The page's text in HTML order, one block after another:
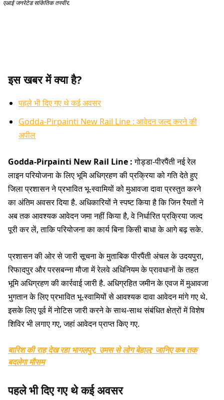
एआई जनरेटेड सांकेतिक तस्वीर.
इस खबर में क्या है?
पहले भी दिए गए थे कई अवसर
Godda-Pirpainti New Rail Line : आवेदन जल्द करने की
अपील
Godda-Pirpainti New Rail Line :गोड्डा-पीरपैंती नई रेल
लाइन परियोजना के लिए भूमि अधिग्रहण की प्रक्रिया को गति देते हुए
जिला प्रशासन ने प्रभावित भू-स्वामियों को मुआवजा दावा प्रस्तुत करने
का अंतिम अवसर दिया है. अधिकारियों ने स्पष्ट किया है कि जिन रैयतों ने
अब तक आवश्यक आवेदन जमा नहीं किया है, वे निर्धारित प्रक्रिया जल्द
पूरी कर लें, ताकि परियोजना का कार्य बिना किसी बाधा के आगे बढ़ सके.
प्रशासन की ओर से जारी सूचना के मुताबिक पीरपैंती अंचल के उदयपुरा,
रिफादपुर और परसबन्ना मौजा में रेलवे अधिनियम के प्रावधानों के तहत
भूमि अधिग्रहण की कार्रवाई जारी है. अधिग्रहित जमीन के एवज में मुआवजा
भुगतान के लिए प्रभावित भू-स्वामियों से आवश्यक दावा आवेदन मांगे गए थे.
इसके लिए पूर्व में नोटिस जारी करने के साथ-साथ संबंधित क्षेत्रों में विशेष
शिविर भी लगाए गए, जहां आवेदन प्राप्त किए गए.
बारिश की राह देख रहा भागलपुर, उमस से लोग बेहाल; जानिए कब तक
बदलेगा मौसम
पहले भी दिए गए थे कई अवसर